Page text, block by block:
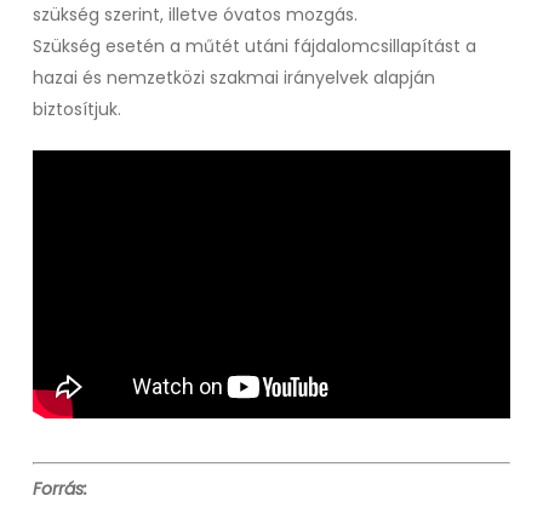
szükség szerint, illetve óvatos mozgás.
Szükség esetén a műtét utáni fájdalomcsillapítást a
hazai és nemzetközi szakmai irányelvek alapján
biztosítjuk.
Forrás: